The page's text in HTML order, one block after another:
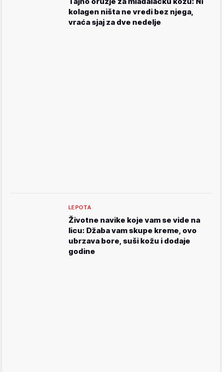
kolagen ništa ne vredi bez njega,
vraća sjaj za dve nedelje
LEPOTA
Životne navike koje vam se vide na
licu: Džaba vam skupe kreme, ovo
ubrzava bore, suši kožu i dodaje
godine